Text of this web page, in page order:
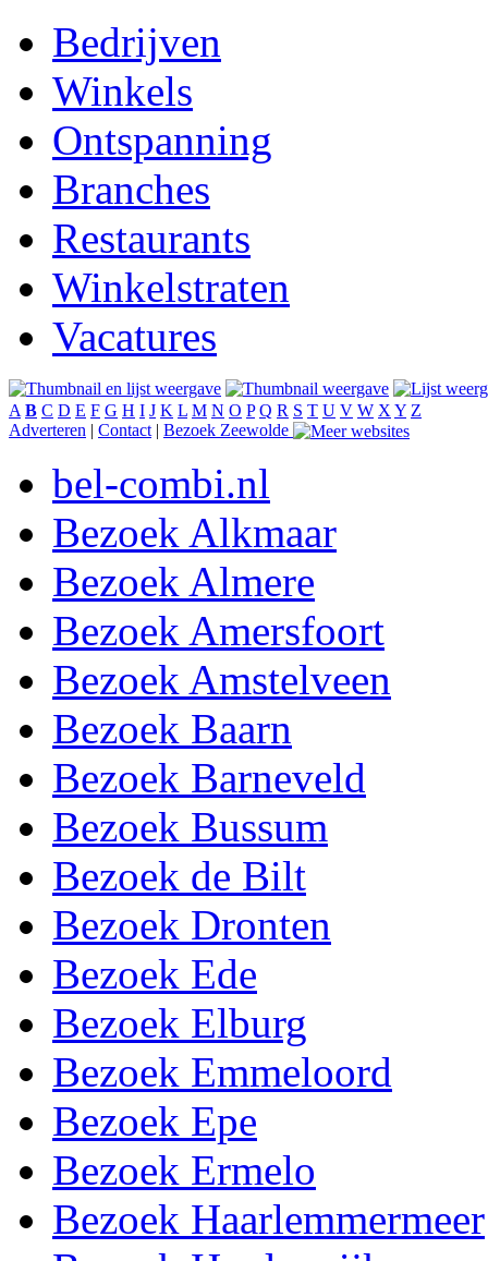
Bedrijven
Winkels
Ontspanning
Branches
Restaurants
Winkelstraten
Vacatures
A B C D E F G H I J K L M N O P Q R S T U V W X Y Z
Adverteren | Contact | Bezoek Zeewolde
bel-combi.nl
Bezoek Alkmaar
Bezoek Almere
Bezoek Amersfoort
Bezoek Amstelveen
Bezoek Baarn
Bezoek Barneveld
Bezoek Bussum
Bezoek de Bilt
Bezoek Dronten
Bezoek Ede
Bezoek Elburg
Bezoek Emmeloord
Bezoek Epe
Bezoek Ermelo
Bezoek Haarlemmermeer